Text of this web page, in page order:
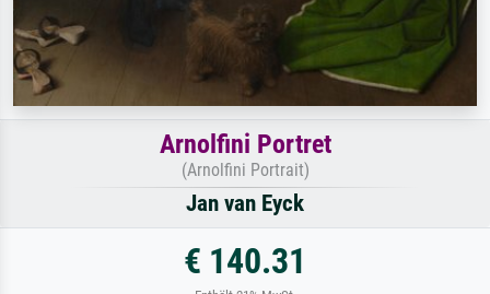
Arnolfini Portret
(Arnolfini Portrait)
Jan van Eyck
€ 140.31